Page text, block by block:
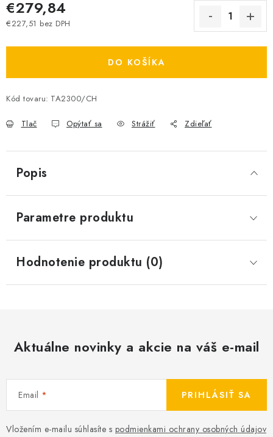
€279,84
€227,51 bez DPH
DO KOŠÍKA
Kód tovaru: TA2300/CH
Tlač Opýtať sa Strážiť Zdieľať
Popis
Parametre produktu
Hodnotenie produktu (0)
Aktuálne novinky a akcie na váš e-mail
Email
Vložením e-mailu súhlasíte s podmienkami ochrany osobných údajov
PRIHLÁSIŤ SA